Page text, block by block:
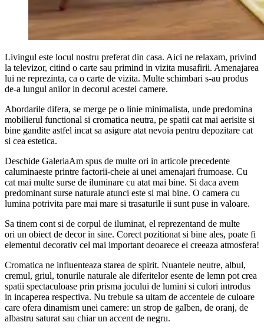
Livingul este locul nostru preferat din casa. Aici ne relaxam, privind
la televizor, citind o carte sau primind in vizita musafirii. Amenajarea
lui ne reprezinta, ca o carte de vizita. Multe schimbari s-au produs
de-a lungul anilor in decorul acestei camere.
Abordarile difera, se merge pe o linie minimalista, unde predomina
mobilierul functional si cromatica neutra, pe spatii cat mai aerisite si
bine gandite astfel incat sa asigure atat nevoia pentru depozitare cat
si cea estetica.
Deschide GaleriaAm spus de multe ori in articole precedente
caluminaeste printre factorii-cheie ai unei amenajari frumoase. Cu
cat mai multe surse de iluminare cu atat mai bine. Si daca avem
predominant surse naturale atunci este si mai bine. O camera cu
lumina potrivita pare mai mare si trasaturile ii sunt puse in valoare.
Sa tinem cont si de corpul de iluminat, el reprezentand de multe
ori un obiect de decor in sine. Corect pozitionat si bine ales, poate fi
elementul decorativ cel mai important deoarece el creeaza atmosfera!
Cromatica ne influenteaza starea de spirit. Nuantele neutre, albul,
cremul, griul, tonurile naturale ale diferitelor esente de lemn pot crea
spatii spectaculoase prin prisma jocului de lumini si culori introdus
in incaperea respectiva. Nu trebuie sa uitam de accentele de culoare
care ofera dinamism unei camere: un strop de galben, de oranj, de
albastru saturat sau chiar un accent de negru.